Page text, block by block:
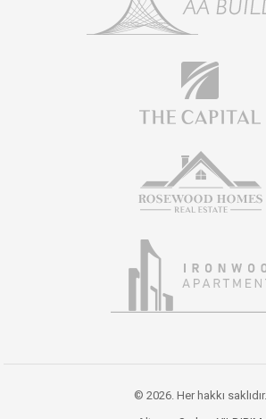
© 2026. Her hakkı saklıdır.